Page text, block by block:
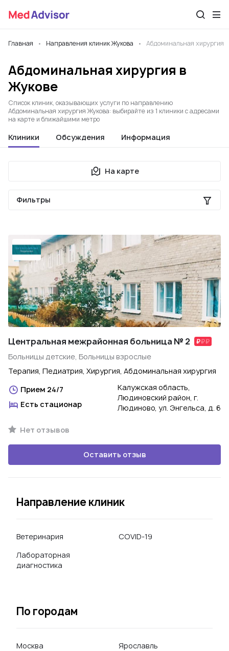
Главная Направления клиник Жукова Абдоминальная хирургия
Абдоминальная хирургия в
Жукове
Список клиник, оказывающих услуги по направлению
Абдоминальная хирургия Жукова: выбирайте из 1 клиники с адресами
на карте и ближайшими метро
Клиники Обсуждения Информация
На карте
Фильтры
Центральная межрайонная больница № 2
Больницы детские, Больницы взрослые
Терапия, Педиатрия, Хирургия, Абдоминальная хирургия
Прием 24/7
Есть стационар
Калужская область,
Людиновский район, г.
Людиново, ул. Энгельса, д. 6
Нет отзывов
Оставить отзыв
Направление клиник
Ветеринария
Лабораторная
диагностика
COVID-19
По городам
Москва
Ярославль